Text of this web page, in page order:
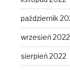
październik
wrzesień 2022
sierpień 2022